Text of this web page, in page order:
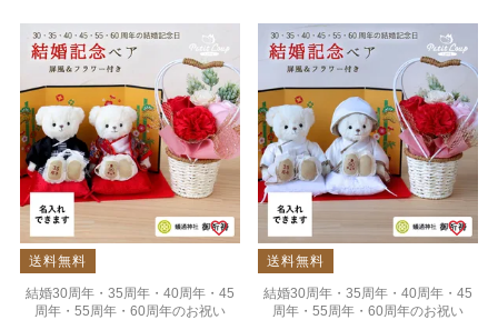
送料無料
結婚30周年・35周年・40周年・45
周年・55周年・60周年のお祝い
送料無料
結婚30周年・35周年・40周年・45
周年・55周年・60周年のお祝い